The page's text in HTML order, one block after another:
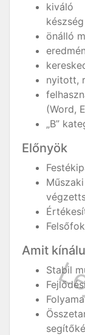
kiváló
készség
önálló
nyitott,
(Word,
„B”
Előnyök
Amit
Stabil